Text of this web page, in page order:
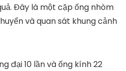
Đây là một cặp ống nhòm
và quan sát khung cảnh
đại 10 lần và ống kính 22